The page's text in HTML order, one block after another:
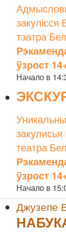
закулісся
тэатра
ўзрост
Начало в
театра
ўзрост
Начало в
Джузепе